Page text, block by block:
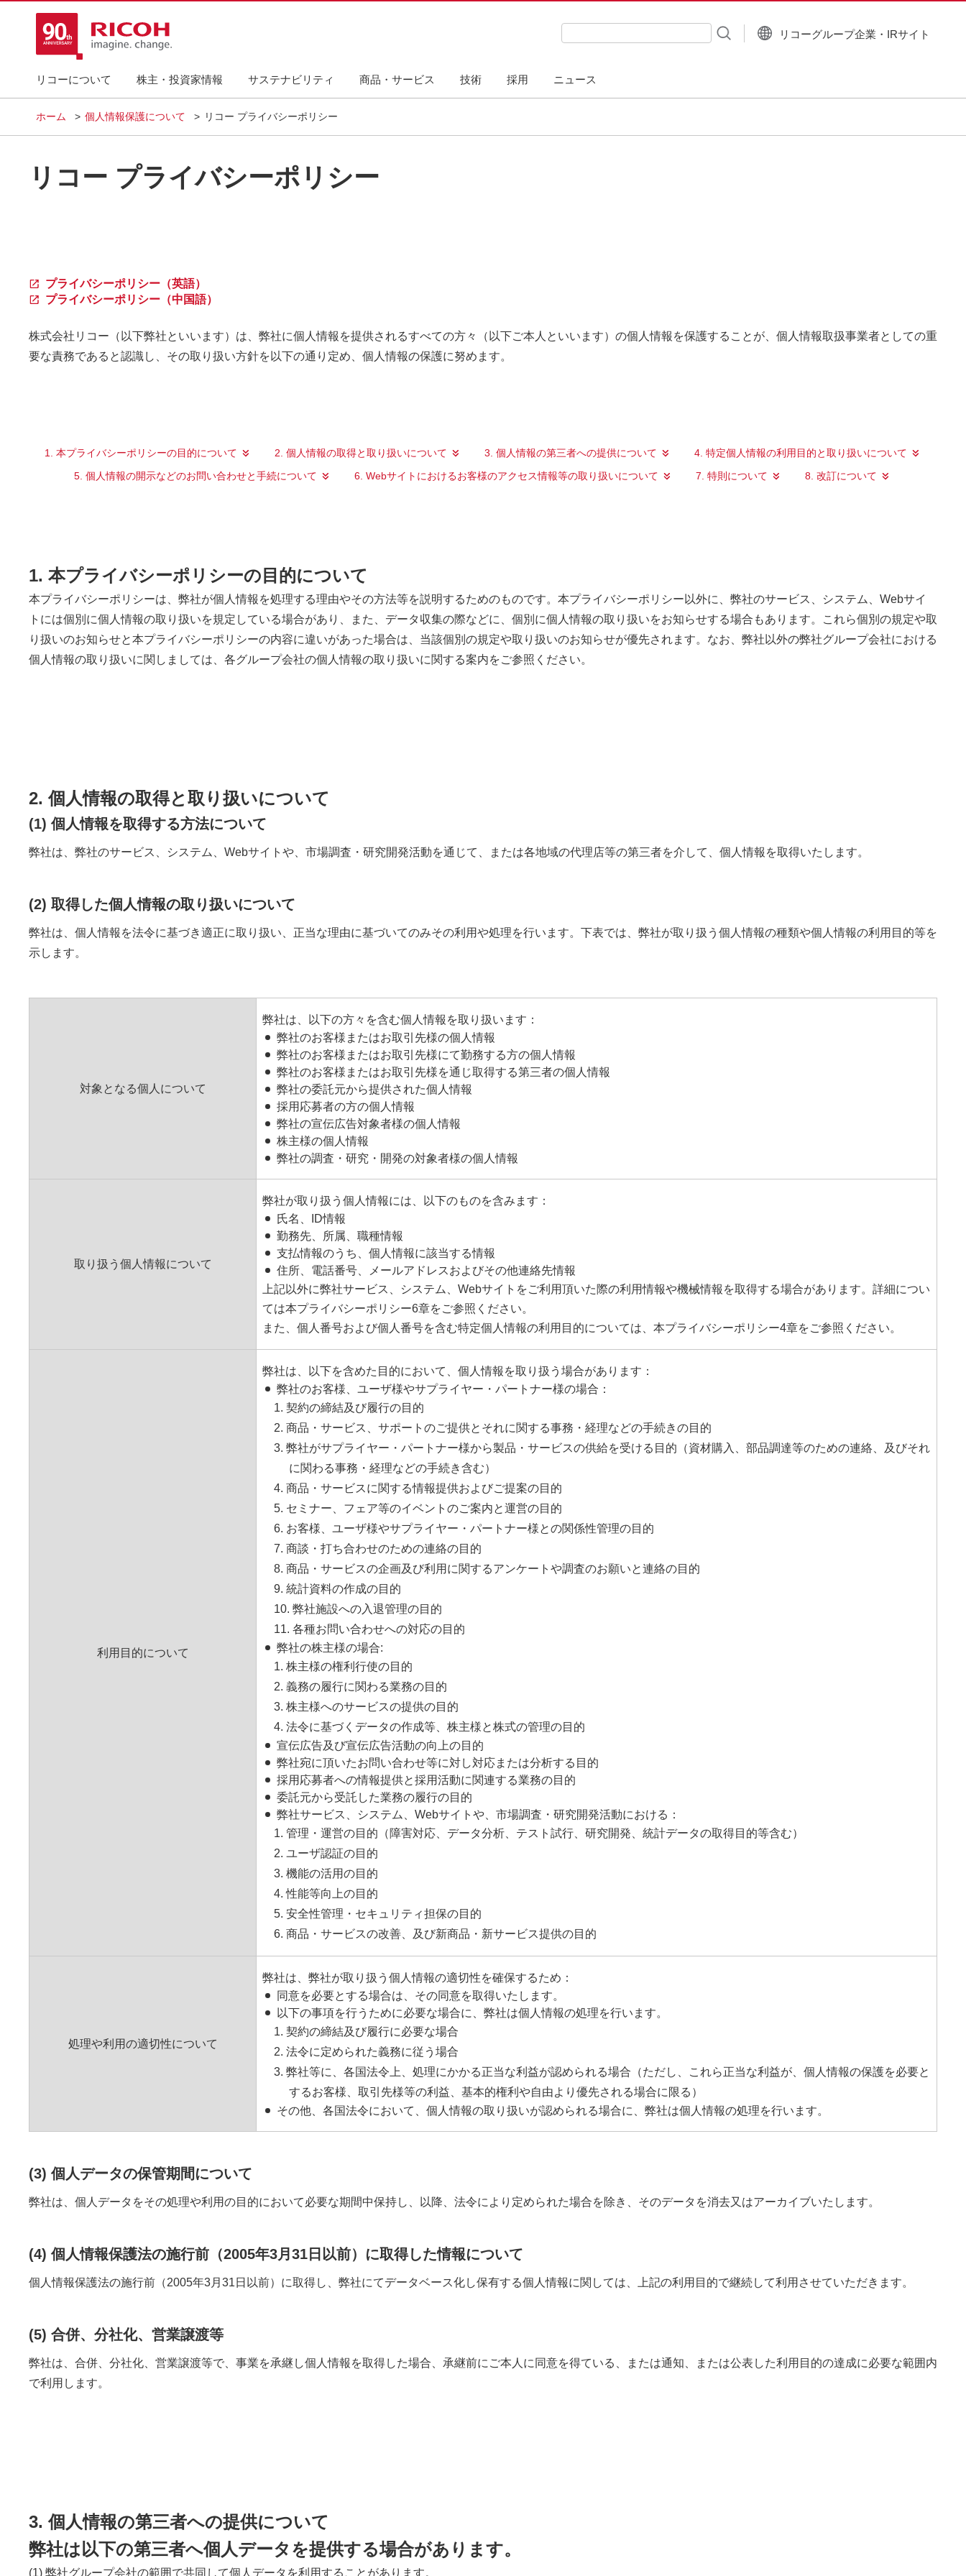
リコーについて 株主・投資家情報 サステナビリティ 商品・サービス 技術 採用 ニュース
検索キーワード入力
リコーグループ企業・IRサイト
ホーム 個人情報保護について リコー プライバシーポリシー
リコー プライバシーポリシー
プライバシーポリシー（英語）
プライバシーポリシー（中国語）
株式会社リコー（以下弊社といいます）は、弊社に個人情報を提供されるすべての方々（以下ご本人といいます）の個人情報を保護することが、個人情報取扱事業者としての重
要な責務であると認識し、その取り扱い方針を以下の通り定め、個人情報の保護に努めます。
1. 本プライバシーポリシーの目的について 2. 個人情報の取得と取り扱いについて 3. 個人情報の第三者への提供について
4. 特定個人情報の利用目的と取り扱いについて
5. 個人情報の開示などのお問い合わせと手続について
6. Webサイトにおけるお客様のアクセス情報等の取り扱いについて 7. 特則について 8. 改訂について
1. 本プライバシーポリシーの目的について
本プライバシーポリシーは、弊社が個人情報を処理する理由やその方法等を説明するためのものです。本プライバシーポリシー以外に、弊社のサービス、システム、Webサイ
トには個別に個人情報の取り扱いを規定している場合があり、また、データ収集の際などに、個別に個人情報の取り扱いをお知らせする場合もあります。これら個別の規定や取
り扱いのお知らせと本プライバシーポリシーの内容に違いがあった場合は、当該個別の規定や取り扱いのお知らせが優先されます。なお、弊社以外の弊社グループ会社における
個人情報の取り扱いに関しましては、各グループ会社の個人情報の取り扱いに関する案内をご参照ください。
2. 個人情報の取得と取り扱いについて
(1) 個人情報を取得する方法について
弊社は、弊社のサービス、システム、Webサイトや、市場調査・研究開発活動を通じて、または各地域の代理店等の第三者を介して、個人情報を取得いたします。
(2) 取得した個人情報の取り扱いについて
弊社は、個人情報を法令に基づき適正に取り扱い、正当な理由に基づいてのみその利用や処理を行います。下表では、弊社が取り扱う個人情報の種類や個人情報の利用目的等を
示します。
対象となる個人について
弊社は、以下の方々を含む個人情報を取り扱います：
弊社のお客様またはお取引先様の個人情報
弊社のお客様またはお取引先様にて勤務する方の個人情報
弊社のお客様またはお取引先様を通じ取得する第三者の個人情報
弊社の委託元から提供された個人情報
採用応募者の方の個人情報
弊社の宣伝広告対象者様の個人情報
株主様の個人情報
弊社の調査・研究・開発の対象者様の個人情報
取り扱う個人情報について
弊社が取り扱う個人情報には、以下のものを含みます：
氏名、ID情報
勤務先、所属、職種情報
支払情報のうち、個人情報に該当する情報
住所、電話番号、メールアドレスおよびその他連絡先情報
上記以外に弊社サービス、システム、Webサイトをご利用頂いた際の利用情報や機械情報を取得する場合があります。詳細につい
ては本プライバシーポリシー6章をご参照ください。
また、個人番号および個人番号を含む特定個人情報の利用目的については、本プライバシーポリシー4章をご参照ください。
利用目的について
弊社は、以下を含めた目的において、個人情報を取り扱う場合があります：
弊社のお客様、ユーザ様やサプライヤー・パートナー様の場合：
1. 契約の締結及び履行の目的
2. 商品・サービス、サポートのご提供とそれに関する事務・経理などの手続きの目的
3. 弊社がサプライヤー・パートナー様から製品・サービスの供給を受ける目的（資材購入、部品調達等のための連絡、及びそれ
に関わる事務・経理などの手続き含む）
4. 商品・サービスに関する情報提供およびご提案の目的
5. セミナー、フェア等のイベントのご案内と運営の目的
6. お客様、ユーザ様やサプライヤー・パートナー様との関係性管理の目的
7. 商談・打ち合わせのための連絡の目的
8. 商品・サービスの企画及び利用に関するアンケートや調査のお願いと連絡の目的
9. 統計資料の作成の目的
10. 弊社施設への入退管理の目的
11. 各種お問い合わせへの対応の目的
弊社の株主様の場合:
1. 株主様の権利行使の目的
2. 義務の履行に関わる業務の目的
3. 株主様へのサービスの提供の目的
4. 法令に基づくデータの作成等、株主様と株式の管理の目的
宣伝広告及び宣伝広告活動の向上の目的
弊社宛に頂いたお問い合わせ等に対し対応または分析する目的
採用応募者への情報提供と採用活動に関連する業務の目的
委託元から受託した業務の履行の目的
弊社サービス、システム、Webサイトや、市場調査・研究開発活動における：
1. 管理・運営の目的（障害対応、データ分析、テスト試行、研究開発、統計データの取得目的等含む）
2. ユーザ認証の目的
3. 機能の活用の目的
4. 性能等向上の目的
5. 安全性管理・セキュリティ担保の目的
6. 商品・サービスの改善、及び新商品・新サービス提供の目的
処理や利用の適切性について
弊社は、弊社が取り扱う個人情報の適切性を確保するため：
同意を必要とする場合は、その同意を取得いたします。
以下の事項を行うために必要な場合に、弊社は個人情報の処理を行います。
1. 契約の締結及び履行に必要な場合
2. 法令に定められた義務に従う場合
3. 弊社等に、各国法令上、処理にかかる正当な利益が認められる場合（ただし、これら正当な利益が、個人情報の保護を必要と
するお客様、取引先様等の利益、基本的権利や自由より優先される場合に限る）
その他、各国法令において、個人情報の取り扱いが認められる場合に、弊社は個人情報の処理を行います。
(3) 個人データの保管期間について
弊社は、個人データをその処理や利用の目的において必要な期間中保持し、以降、法令により定められた場合を除き、そのデータを消去又はアーカイブいたします。
(4) 個人情報保護法の施行前（2005年3月31日以前）に取得した情報について
個人情報保護法の施行前（2005年3月31日以前）に取得し、弊社にてデータベース化し保有する個人情報に関しては、上記の利用目的で継続して利用させていただきます。
(5) 合併、分社化、営業譲渡等
弊社は、合併、分社化、営業譲渡等で、事業を承継し個人情報を取得した場合、承継前にご本人に同意を得ている、または通知、または公表した利用目的の達成に必要な範囲内
で利用します。
3. 個人情報の第三者への提供について
弊社は以下の第三者へ個人データを提供する場合があります。
(1) 弊社グループ会社の範囲で共同して個人データを利用することがあります。